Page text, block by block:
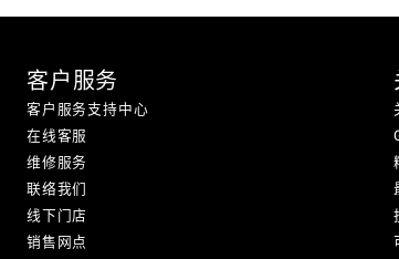
客户服务
客户服务支持中心
在线客服
维修服务
联络我们
线下门店
销售网点